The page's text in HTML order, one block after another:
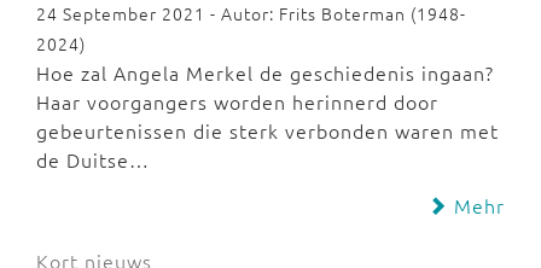
24 September 2021 - Autor: Frits Boterman (1948-
2024)
Hoe zal Angela Merkel de geschiedenis ingaan?
Haar voorgangers worden herinnerd door
gebeurtenissen die sterk verbonden waren met
de Duitse…
Mehr
Kort nieuws